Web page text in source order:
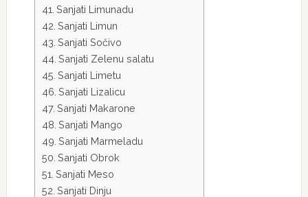
Sanjati Limunadu
Sanjati Limun
Sanjati Sočivo
Sanjati Zelenu salatu
Sanjati Limetu
Sanjati Lizalicu
Sanjati Makarone
Sanjati Mango
Sanjati Marmeladu
Sanjati Obrok
Sanjati Meso
Sanjati Dinju